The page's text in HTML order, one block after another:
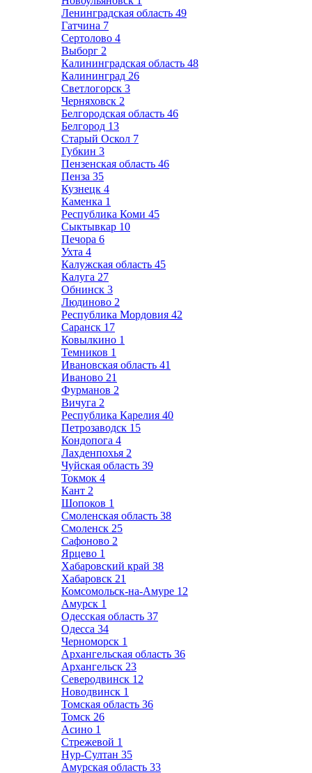
Ленинградская область 49
Гатчина 7
Сертолово 4
Выборг 2
Калининградская область 48
Калининград 26
Светлогорск 3
Черняховск 2
Белгородская область 46
Белгород 13
Старый Оскол 7
Губкин 3
Пензенская область 46
Пенза 35
Кузнецк 4
Каменка 1
Республика Коми 45
Сыктывкар 10
Печора 6
Ухта 4
Калужская область 45
Калуга 27
Обнинск 3
Людиново 2
Республика Мордовия 42
Саранск 17
Ковылкино 1
Темников 1
Ивановская область 41
Иваново 21
Фурманов 2
Вичуга 2
Республика Карелия 40
Петрозаводск 15
Кондопога 4
Лахденпохья 2
Чуйская область 39
Токмок 4
Кант 2
Шопоков 1
Смоленская область 38
Смоленск 25
Сафоново 2
Ярцево 1
Хабаровский край 38
Хабаровск 21
Комсомольск-на-Амуре 12
Амурск 1
Одесская область 37
Одесса 34
Черноморск 1
Архангельская область 36
Архангельск 23
Северодвинск 12
Новодвинск 1
Томская область 36
Томск 26
Асино 1
Стрежевой 1
Нур-Султан 35
Амурская область 33